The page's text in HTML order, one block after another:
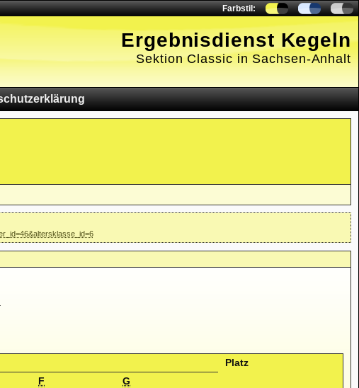
Farbstil:
Ergebnisdienst Kegeln
Sektion Classic in Sachsen-Anhalt
Platz
F
G